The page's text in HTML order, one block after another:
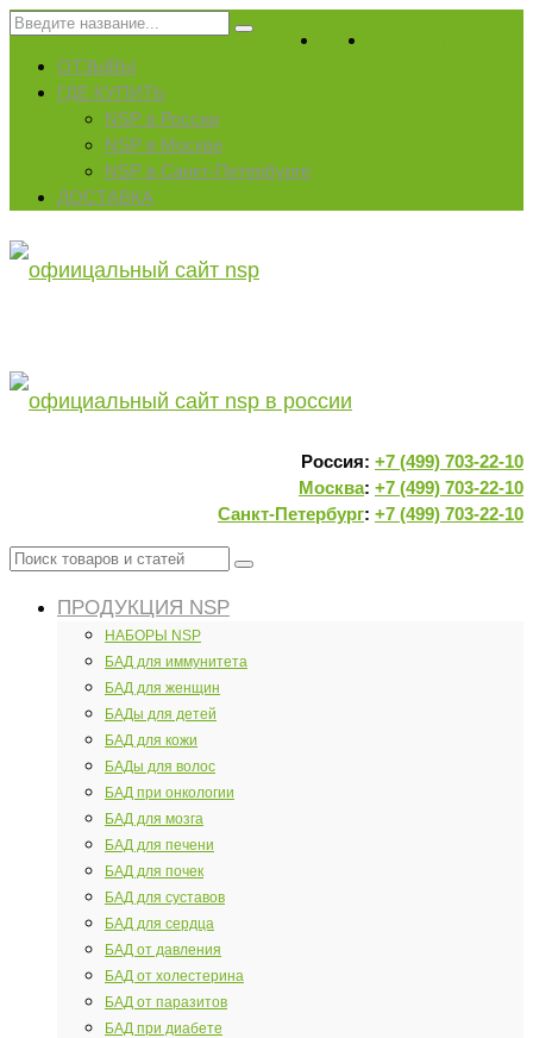
Искать:
ОТЗЫВЫ
ГДЕ КУПИТЬ
NSP в России
NSP в Москве
NSP в Санкт-Петербурге
ДОСТАВКА
Россия: +7 (499) 703-22-10
Москва: +7 (499) 703-22-10
Санкт-Петербург: +7 (499) 703-22-10
Поиск
ПРОДУКЦИЯ NSP
НАБОРЫ NSP
БАД для иммунитета
БАД для женщин
БАДы для детей
БАД для кожи
БАДы для волос
БАД при онкологии
БАД для мозга
БАД для печени
БАД для почек
БАД для суставов
БАД для сердца
БАД от давления
БАД от холестерина
БАД от паразитов
БАД при диабете